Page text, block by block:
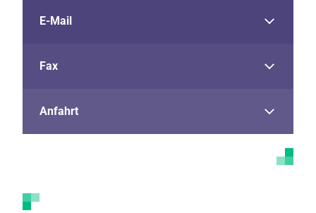
E-Mail
Fax
Anfahrt